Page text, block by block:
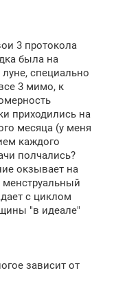
3 протокола
была на
специально
3 мимо, к
приходились на
месяца (у меня
каждого
полчались?
окзывает на
с циклом
"в идеале"
зависит от